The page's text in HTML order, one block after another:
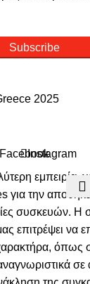
Subscribe
2025
FacebookInstagram
εμπειρία,
για την
συσκευών. Η
επιτρέψει να
όπως
σε